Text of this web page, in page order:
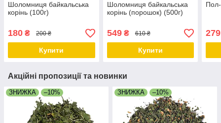
Шоломниця байкальська
корінь (100г)
180 ₴ 200 ₴
Купити
Шоломниця байкальська
корінь (порошок) (500г)
549₴ 610 ₴
Купити
279
Акційні пропозиції та новинки
ЗНИЖКА –10% ЗНИЖКА –10%